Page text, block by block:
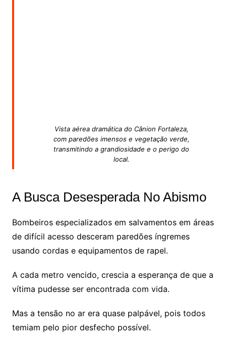
Vista aérea dramática do Cânion Fortaleza,
com paredões imensos e vegetação verde,
transmitindo a grandiosidade e o perigo do
local.
A Busca Desesperada No Abismo
Bombeiros especializados em salvamentos em áreas
de difícil acesso desceram paredões íngremes
usando cordas e equipamentos de rapel.
A cada metro vencido, crescia a esperança de que a
vítima pudesse ser encontrada com vida.
Mas a tensão no ar era quase palpável, pois todos
temiam pelo pior desfecho possível.